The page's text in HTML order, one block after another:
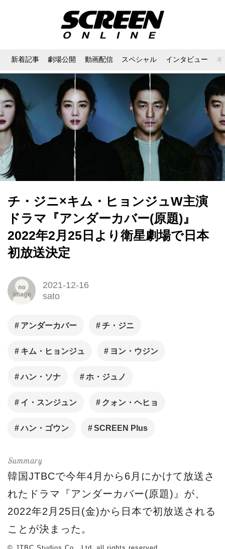
新着記事 劇場公開 動画配信 スペシャル インタビュー
チ・ジニ×キム・ヒョンジュW主演
ドラマ『アンダーカバー(原題)』
2022年2月25日より衛星劇場で日本
初放送決定
2021-12-16
sato
アンダーカバー チ・ジニ
キム・ヒョンジュ ヨン・ウジン
ハン・ソナ ホ・ジュノ
イ・スンジュン クォン・ヘヒョ
ハン・ゴウン SCREEN Plus
韓国JTBCで今年4月から6月にかけて放送さ
れたドラマ『アンダーカバー(原題)』が、
2022年2月25日(金)から日本で初放送される
ことが決まった。